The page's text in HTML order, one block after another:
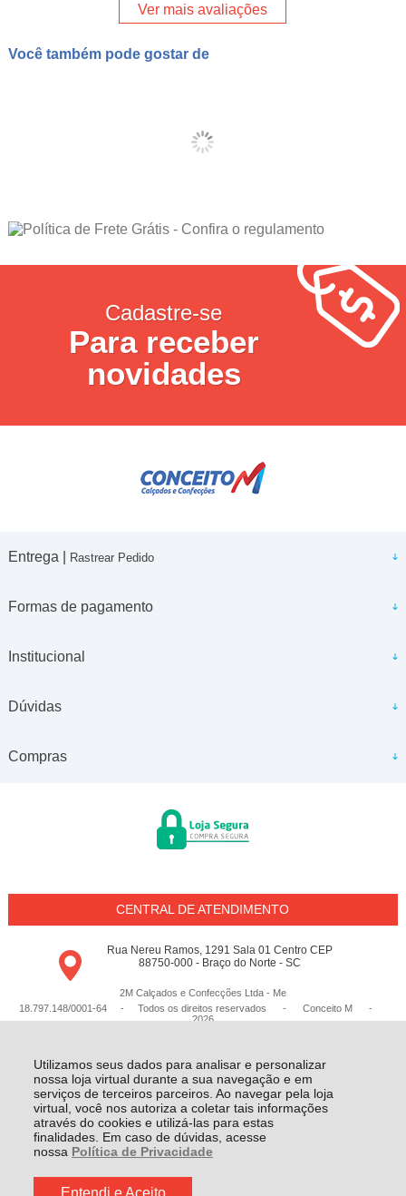
Utilizamos seus dados para analisar e personalizar
nossa loja virtual durante a sua navegação e em
serviços de terceiros parceiros. Ao navegar pela loja
virtual, você nos autoriza a coletar tais informações
através do cookies e utilizá-las para estas
finalidades. Em caso de dúvidas, acesse
nossa Política de Privacidade
Entendi e Aceito
Ver mais avaliações
Você também pode gostar de
Cadastre-se
Para receber
novidades
Entrega | Rastrear Pedido
Formas de pagamento
Institucional
Dúvidas
Compras
CENTRAL DE ATENDIMENTO
Rua Nereu Ramos, 1291 Sala 01 Centro CEP
88750-000 - Braço do Norte - SC
2M Calçados e Confecções Ltda - Me
18.797.148/0001-64 - Todos os direitos reservados
- Conceito M
-
2026